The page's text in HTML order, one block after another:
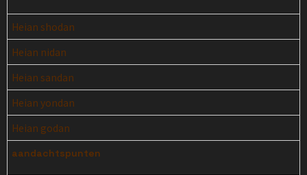
Heian shodan
Heian nidan
Heian sandan
Heian yondan
Heian godan
aandachtspunten